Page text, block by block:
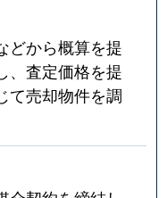
どから概算を提
、査定価格を提
て売却物件を調